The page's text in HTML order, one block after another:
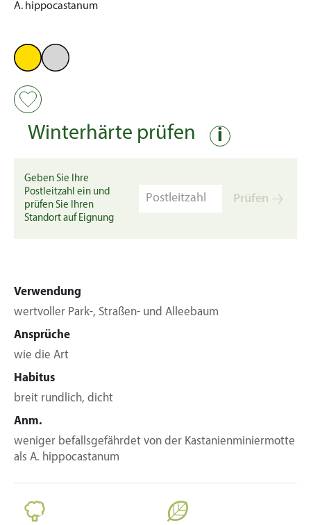
A. hippocastanum
Winterhärte prüfen i
Geben Sie Ihre
Postleitzahl ein und
prüfen Sie Ihren
Standort auf Eignung
Prüfen
Verwendung
wertvoller Park-, Straßen- und Alleebaum
Ansprüche
wie die Art
Habitus
breit rundlich, dicht
Anm.
weniger befallsgefährdet von der Kastanienminiermotte
als A. hippocastanum